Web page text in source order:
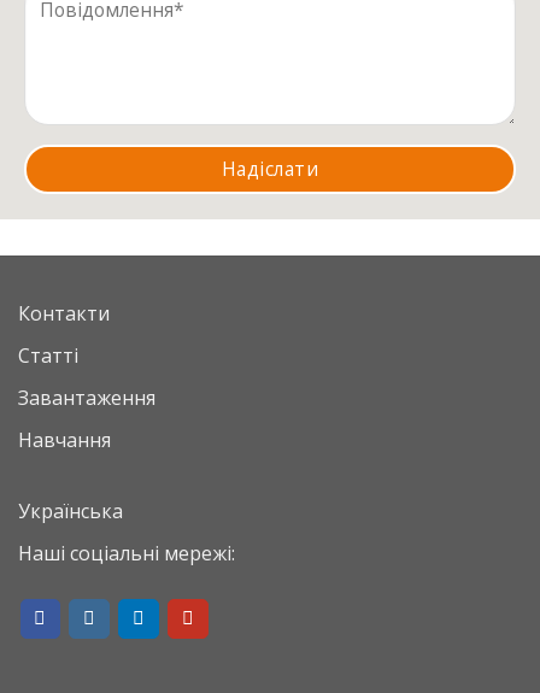
Контакти
Статті
Завантаження
Навчання
Українська
Наші соціальні мережі: